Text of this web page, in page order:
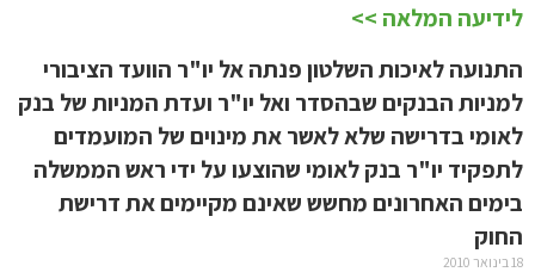
לידיעה המלאה >>
התנועה לאיכות השלטון פנתה אל יו"ר הוועד הציבורי
למניות הבנקים שבהסדר ואל יו"ר ועדת המניות של בנק
לאומי בדרישה שלא לאשר את מינוים של המועמדים
לתפקיד יו"ר בנק לאומי שהוצעו על ידי ראש הממשלה
בימים האחרונים מחשש שאינם מקיימים את דרישת
החוק
18 בינואר 2010